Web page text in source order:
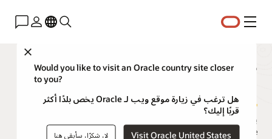
القائمة
Would you like to visit an Oracle country site closer
to you?
هل ترغب في زيارة موقع ويب لـ Oracle يخص بلدًا أكثر
قربًا إليك؟
Visit Oracle United States لا، شكرًا، سأبقى هنا
مستكشف إمكانات التحليلات